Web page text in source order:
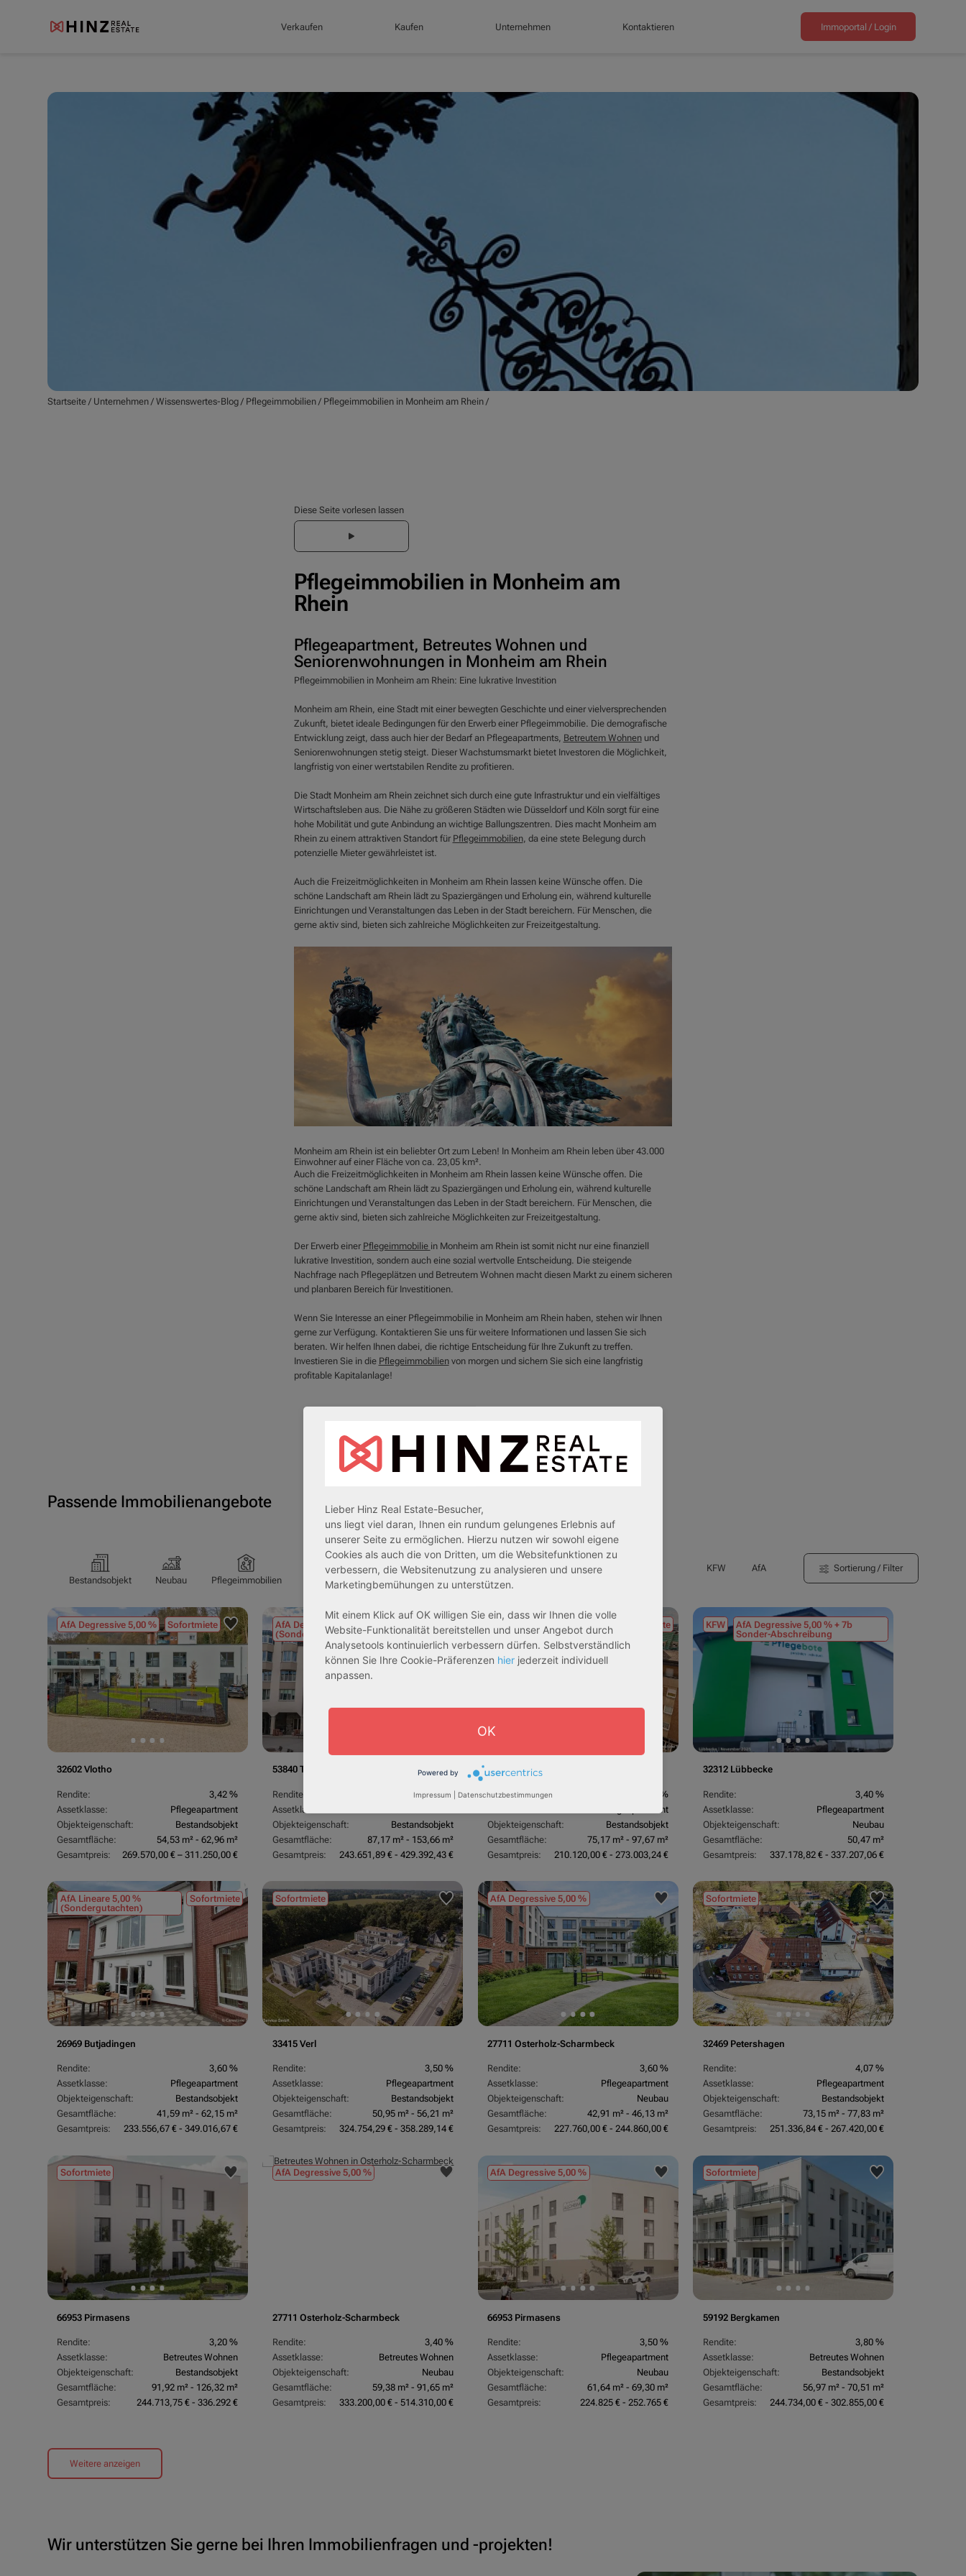
Verkaufen Kaufen Unternehmen Kontaktieren Immoportal / Login
Startseite / Unternehmen /Wissenswertes-Blog / Pflegeimmobilien / Pflegeimmobilien in Monheim am Rhein /
Diese Seite vorlesen lassen
Pflegeimmobilien in Monheim am
Rhein
Pflegeapartment, Betreutes Wohnen und
Seniorenwohnungen in Monheim am Rhein
Pflegeimmobilien in Monheim am Rhein: Eine lukrative Investition
Monheim am Rhein, eine Stadt mit einer bewegten Geschichte und einer vielversprechenden
Zukunft, bietet ideale Bedingungen für den Erwerb einer Pflegeimmobilie. Die demografische
Entwicklung zeigt, dass auch hier der Bedarf an Pflegeapartments, Betreutem Wohnenund
Seniorenwohnungen stetig steigt. Dieser Wachstumsmarkt bietet Investoren die Möglichkeit,
langfristig von einer wertstabilen Rendite zu profitieren.
Die Stadt Monheim am Rhein zeichnet sich durch eine gute Infrastruktur und ein vielfältiges
Wirtschaftsleben aus. Die Nähe zu größeren Städten wie Düsseldorf und Köln sorgt für eine
hohe Mobilität und gute Anbindung an wichtige Ballungszentren. Dies macht Monheim am
Rhein zu einem attraktiven Standort für Pflegeimmobilien, da eine stete Belegung durch
potenzielle Mieter gewährleistet ist.
Auch die Freizeitmöglichkeiten in Monheim am Rhein lassen keine Wünsche offen. Die
schöne Landschaft am Rhein lädt zu Spaziergängen und Erholung ein, während kulturelle
Einrichtungen und Veranstaltungen das Leben in der Stadt bereichern. Für Menschen, die
gerne aktiv sind, bieten sich zahlreiche Möglichkeiten zur Freizeitgestaltung.
Monheim am Rhein ist ein beliebter Ort zum Leben! In Monheim am Rhein leben über 43.000
Einwohner auf einer Fläche von ca. 23,05 km².
Auch die Freizeitmöglichkeiten in Monheim am Rhein lassen keine Wünsche offen. Die
schöne Landschaft am Rhein lädt zu Spaziergängen und Erholung ein, während kulturelle
Einrichtungen und Veranstaltungen das Leben in der Stadt bereichern. Für Menschen, die
gerne aktiv sind, bieten sich zahlreiche Möglichkeiten zur Freizeitgestaltung.
Der Erwerb einer Pflegeimmobilie in Monheim am Rhein ist somit nicht nur eine finanziell
lukrative Investition, sondern auch eine sozial wertvolle Entscheidung. Die steigende
Nachfrage nach Pflegeplätzen und Betreutem Wohnen macht diesen Markt zu einem sicheren
und planbaren Bereich für Investitionen.
Wenn Sie Interesse an einer Pflegeimmobilie in Monheim am Rhein haben, stehen wir Ihnen
gerne zur Verfügung. Kontaktieren Sie uns für weitere Informationen und lassen Sie sich
beraten. Wir helfen Ihnen dabei, die richtige Entscheidung für Ihre Zukunft zu treffen.
Investieren Sie in die Pflegeimmobilienvon morgen und sichern Sie sich eine langfristig
profitable Kapitalanlage!
Passende Immobilienangebote
Bestandsobjekt Neubau Pflegeimmobilien Pflegeapartments Senioren-/Betreutes Wohnen
KFW AfA Sortierung / Filter
AfA Degressive 5,00 % Sofortmiete
32602 Vlotho
Rendite:
3,42 %
Assetklasse:
Pflegeapartment
Objekteigenschaft:
Bestandsobjekt
Gesamtfläche:
54,53 m² - 62,96 m²
Gesamtpreis:
269.570,00 € – 311.250,00 €
AfA Degressive 5,00 %
(Sondergutachten)
Sofortmiete
53840 Troisdorf
Rendite:
3,70 %
Assetklasse:
Objekteigenschaft:
Bestandsobjekt
Gesamtfläche:
87,17 m² - 153,66 m²
Gesamtpreis:
243.651,89 € - 429.392,43 €
AfA Lineare 5,00 %
(Sondergutachten)
Sofortmiete
53840 Troisdorf
Rendite:
3,70 %
Pflegeapartment
Objekteigenschaft:
Bestandsobjekt
Gesamtfläche:
75,17 m² - 97,67 m²
Gesamtpreis:
210.120,00 € - 273.003,24 €
KFW
AfA Degressive 5,00 % + 7b
Sonder-Abschreibung
32312 Lübbecke
Rendite:
3,40 %
Assetklasse:
Pflegeapartment
Objekteigenschaft:
Neubau
Gesamtfläche:
50,47 m²
Gesamtpreis:
337.178,82 € - 337.207,06 €
AfA Lineare 5,00 %
(Sondergutachten)
Sofortmiete
26969 Butjadingen
Rendite:
3,60 %
Assetklasse:
Pflegeapartment
Objekteigenschaft:
Bestandsobjekt
Gesamtfläche:
41,59 m² - 62,15 m²
Gesamtpreis:
233.556,67 € - 349.016,67 €
Sofortmiete
33415 Verl
Rendite:
3,50 %
Assetklasse:
Pflegeapartment
Objekteigenschaft:
Bestandsobjekt
Gesamtfläche:
50,95 m² - 56,21 m²
Gesamtpreis:
324.754,29 € - 358.289,14 €
AfA Degressive 5,00 %
27711 Osterholz-Scharmbeck
Rendite:
3,60 %
Assetklasse:
Pflegeapartment
Objekteigenschaft:
Neubau
Gesamtfläche:
42,91 m² - 46,13 m²
Gesamtpreis:
227.760,00 € - 244.860,00 €
Sofortmiete
32469 Petershagen
Rendite:
4,07 %
Assetklasse:
Pflegeapartment
Objekteigenschaft:
Bestandsobjekt
Gesamtfläche:
73,15 m² - 77,83 m²
Gesamtpreis:
251.336,84 € - 267.420,00 €
Sofortmiete
66953 Pirmasens
Rendite:
3,20 %
Assetklasse:
Betreutes Wohnen
Objekteigenschaft:
Bestandsobjekt
Gesamtfläche:
91,92 m² - 126,32 m²
Gesamtpreis:
244.713,75 € - 336.292 €
AfA Degressive 5,00 %
27711 Osterholz-Scharmbeck
Rendite:
3,40 %
Assetklasse:
Betreutes Wohnen
Objekteigenschaft:
Neubau
Gesamtfläche:
59,38 m² - 91,65 m²
Gesamtpreis:
333.200,00 € - 514.310,00 €
AfA Degressive 5,00 %
66953 Pirmasens
Rendite:
3,50 %
Assetklasse:
Pflegeapartment
Objekteigenschaft:
Neubau
Gesamtfläche:
61,64 m² - 69,30 m²
Gesamtpreis:
224.825 € - 252.765 €
Sofortmiete
59192 Bergkamen
Rendite:
3,80 %
Assetklasse:
Betreutes Wohnen
Objekteigenschaft:
Bestandsobjekt
Gesamtfläche:
56,97 m² - 70,51 m²
Gesamtpreis:
244.734,00 € - 302.855,00 €
Weitere anzeigen
Wir unterstützen Sie gerne bei Ihren Immobilienfragen und -projekten!
Lieber Hinz Real Estate-Besucher,
uns liegt viel daran, Ihnen ein rundum gelungenes Erlebnis auf
unserer Seite zu ermöglichen. Hierzu nutzen wir sowohl eigene
Cookies als auch die von Dritten, um die Websitefunktionen zu
verbessern, die Websitenutzung zu analysieren und unsere
Marketingbemühungen zu unterstützen.
Mit einem Klick auf OK willigen Sie ein, dass wir Ihnen die volle
Website-Funktionalität bereitstellen und unser Angebot durch
Analysetools kontinuierlich verbessern dürfen. Selbstverständlich
können Sie Ihre Cookie-Präferenzen hier jederzeit individuell
anpassen.
OK
Powered by
Impressum Datenschutzbestimmungen